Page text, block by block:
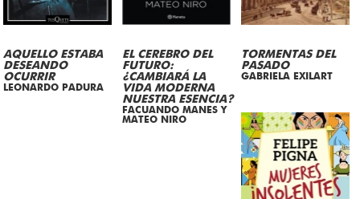
AQUELLO ESTABA
DESEANDO
OCURRIR
LEONARDO PADURA
EL CEREBRO DEL
FUTURO:
¿CAMBIARÁ LA
VIDA MODERNA
NUESTRA ESENCIA?
FACUANDO MANES Y
MATEO NIRO
TORMENTAS DEL
PASADO
GABRIELA EXILART